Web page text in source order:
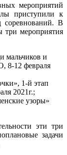
мероприятий
приступили к
соревнований. В
три мероприятия
мальчиков и
8-12 февраля
1-й этап
2021г.;
узоры»
эти три
задачи